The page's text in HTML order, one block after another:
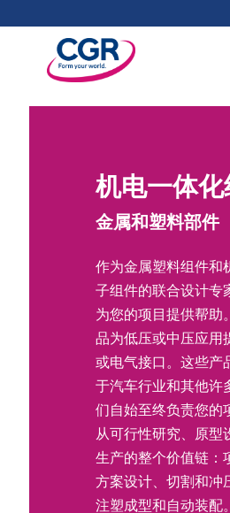
机电一体
金属和塑料部件
作为金属塑料组件和
子组件的联合设计专
为您的项目提供帮助
品为低压或中压应用
或电气接口。这些产
于汽车行业和其他许
们自始至终负责您的
从可行性研究、原型
生产的整个价值链：
方案设计、切割和冲
注塑成型和自动装配。